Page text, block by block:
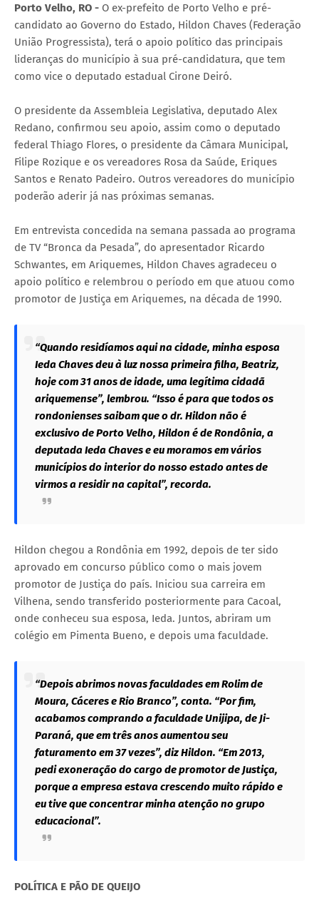
Porto Velho, RO - O ex-prefeito de Porto Velho e pré-
candidato ao Governo do Estado, Hildon Chaves (Federação
União Progressista), terá o apoio político das principais
lideranças do município à sua pré-candidatura, que tem
como vice o deputado estadual Cirone Deiró.
O presidente da Assembleia Legislativa, deputado Alex
Redano, confirmou seu apoio, assim como o deputado
federal Thiago Flores, o presidente da Câmara Municipal,
Filipe Rozique e os vereadores Rosa da Saúde, Eriques
Santos e Renato Padeiro. Outros vereadores do município
poderão aderir já nas próximas semanas.
Em entrevista concedida na semana passada ao programa
de TV “Bronca da Pesada”, do apresentador Ricardo
Schwantes, em Ariquemes, Hildon Chaves agradeceu o
apoio político e relembrou o período em que atuou como
promotor de Justiça em Ariquemes, na década de 1990.
“Quando residíamos aqui na cidade, minha esposa
Ieda Chaves deu à luz nossa primeira filha, Beatriz,
hoje com 31 anos de idade, uma legítima cidadã
ariquemense”, lembrou. “Isso é para que todos os
rondonienses saibam que o dr. Hildon não é
exclusivo de Porto Velho, Hildon é de Rondônia, a
deputada Ieda Chaves e eu moramos em vários
municípios do interior do nosso estado antes de
virmos a residir na capital”, recorda.
Hildon chegou a Rondônia em 1992, depois de ter sido
aprovado em concurso público como o mais jovem
promotor de Justiça do país. Iniciou sua carreira em
Vilhena, sendo transferido posteriormente para Cacoal,
onde conheceu sua esposa, Ieda. Juntos, abriram um
colégio em Pimenta Bueno, e depois uma faculdade.
“Depois abrimos novas faculdades em Rolim de
Moura, Cáceres e Rio Branco”, conta. “Por fim,
acabamos comprando a faculdade Unijipa, de Ji-
Paraná, que em três anos aumentou seu
faturamento em 37 vezes”, diz Hildon. “Em 2013,
pedi exoneração do cargo de promotor de Justiça,
porque a empresa estava crescendo muito rápido e
eu tive que concentrar minha atenção no grupo
educacional”.
POLÍTICA E PÃO DE QUEIJO